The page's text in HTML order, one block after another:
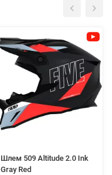
Шлем 509 Altitude 2.0 Ink
Gray Red